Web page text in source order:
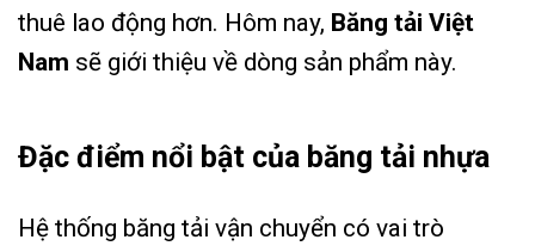
thuê lao động hơn. Hôm nay, Băng tải Việt
Nam sẽ giới thiệu về dòng sản phẩm này.
Đặc điểm nổi bật của băng tải nhựa
Hệ thống băng tải vận chuyển có vai trò